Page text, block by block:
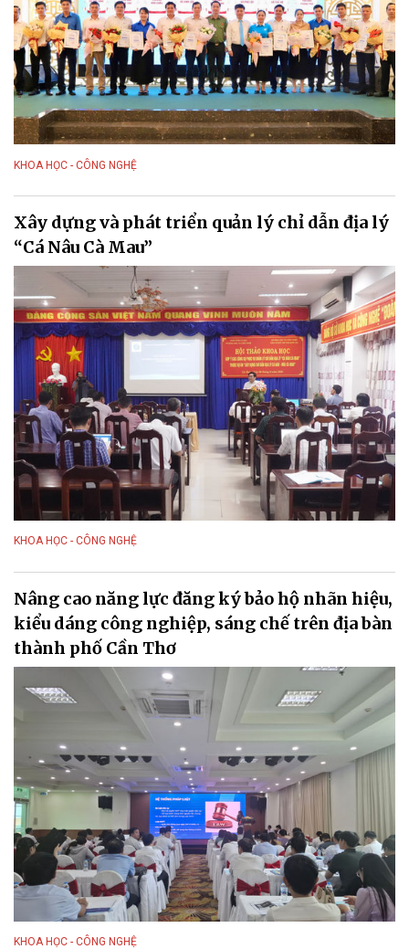
KHOA HỌC - CÔNG NGHỆ
Xây dựng và phát triển quản lý chỉ dẫn địa lý
“Cá Nâu Cà Mau”
KHOA HỌC - CÔNG NGHỆ
Nâng cao năng lực đăng ký bảo hộ nhãn hiệu,
kiểu dáng công nghiệp, sáng chế trên địa bàn
thành phố Cần Thơ
KHOA HỌC - CÔNG NGHỆ